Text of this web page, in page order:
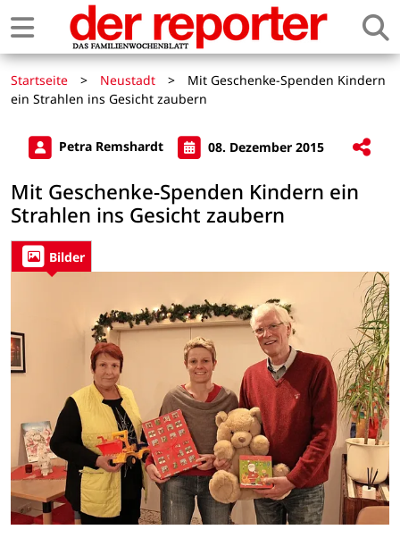
Startseite > Neustadt >
Mit Geschenke-Spenden Kindern
ein Strahlen ins Gesicht zaubern
Petra Remshardt 08. Dezember 2015
Mit Geschenke-Spenden Kindern ein
Strahlen ins Gesicht zaubern
Bilder